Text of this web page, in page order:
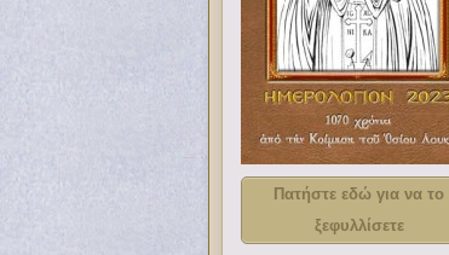
Πατήστε εδώ για να το
ξεφυλλίσετε